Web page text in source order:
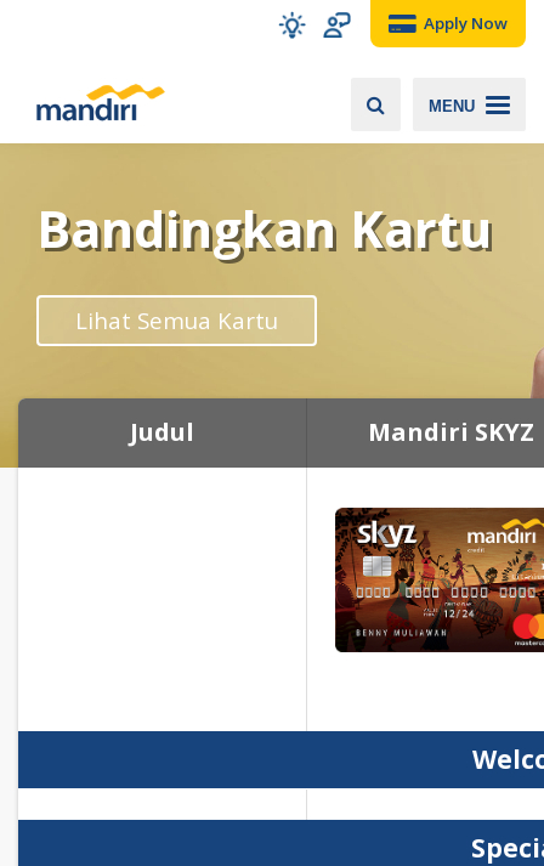
Apply Now
MENU
Bandingkan Kartu
Lihat Semua Kartu
Judul Mandiri SKYZ